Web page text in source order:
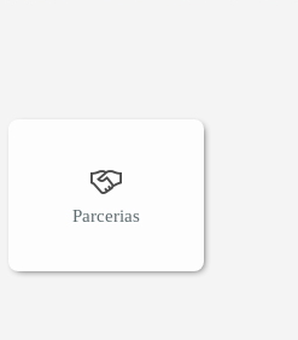
Parcerias